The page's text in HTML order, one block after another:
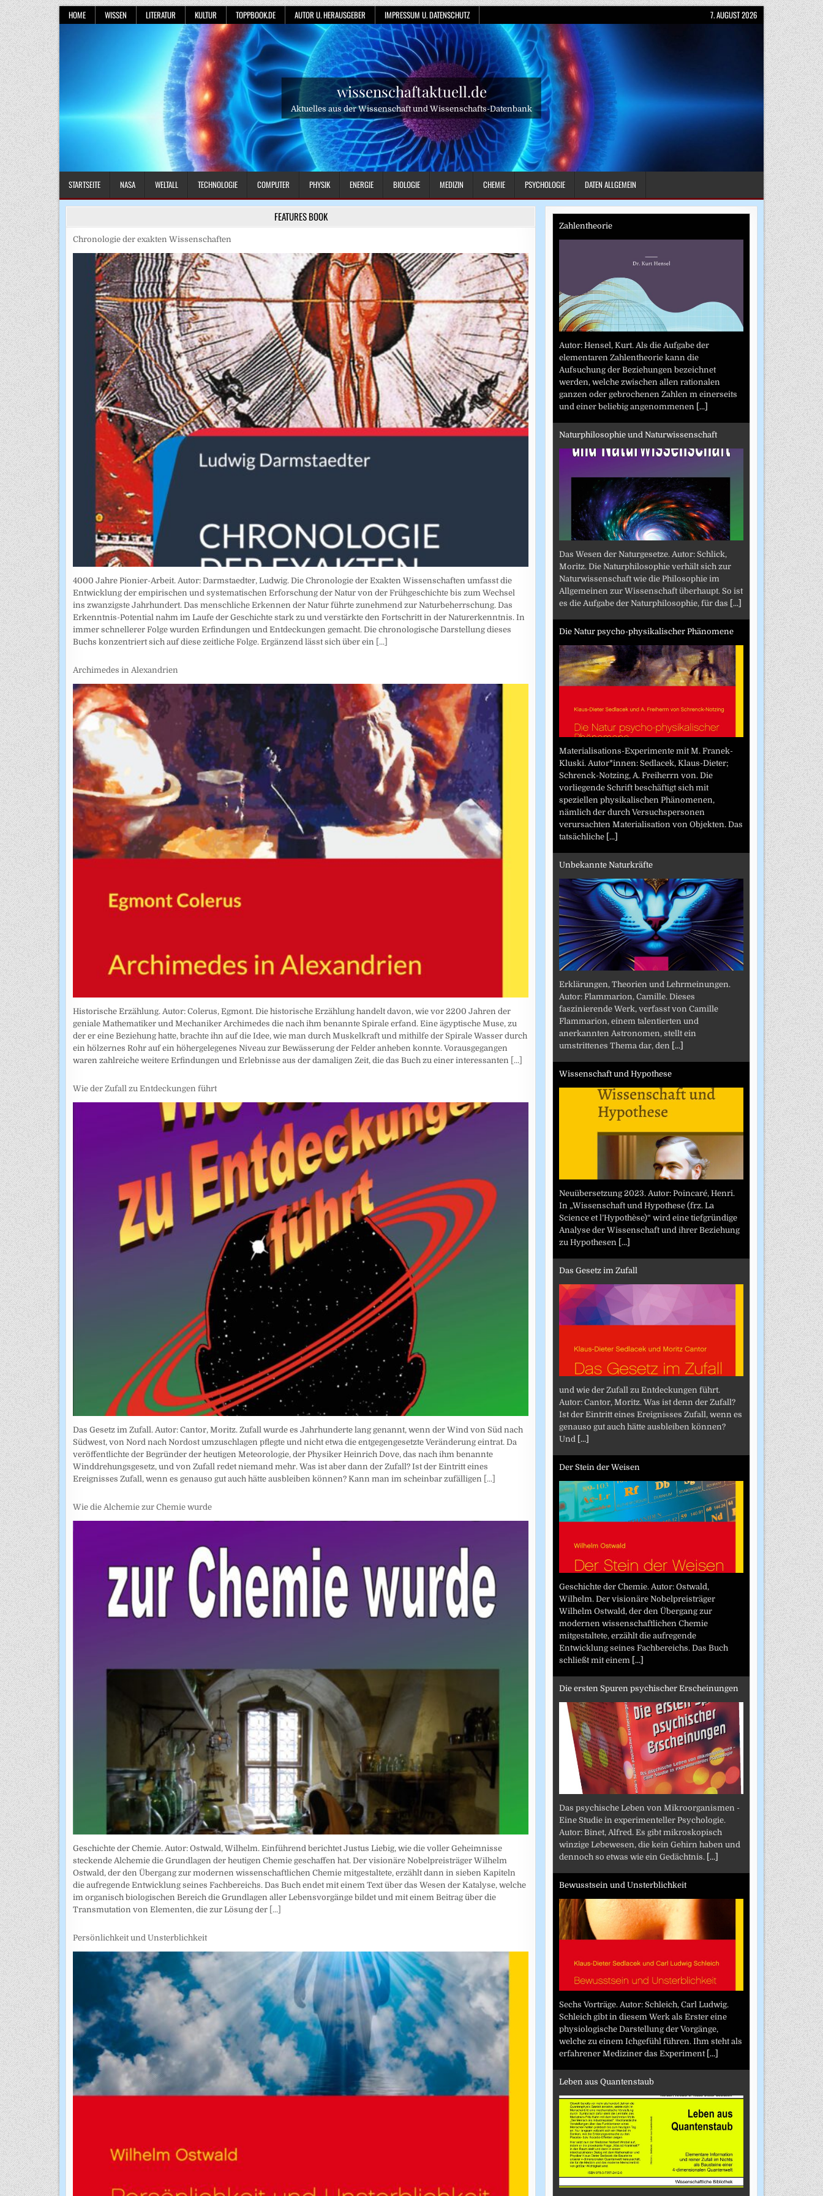
Skip
to
content
HOME WISSEN LITERATUR KULTUR TOPPBOOK.DE AUTOR U. HERAUSGEBER IMPRESSUM U. DATENSCHUTZ 7. AUGUST 2026
wissenschaftaktuell.de
Aktuelles aus der Wissenschaft und Wissenschafts-Datenbank
STARTSEITE NASA WELTALL TECHNOLOGIE COMPUTER PHYSIK ENERGIE BIOLOGIE MEDIZIN CHEMIE PSYCHOLOGIE DATEN ALLGEMEIN
FEATURES BOOK
Chronologie der exakten Wissenschaften
4000 Jahre Pionier-Arbeit. Autor: Darmstaedter, Ludwig. Die Chronologie der Exakten Wissenschaften umfasst die
Entwicklung der empirischen und systematischen Erforschung der Natur von der Frühgeschichte bis zum Wechsel
ins zwanzigste Jahrhundert. Das menschliche Erkennen der Natur führte zunehmend zur Naturbeherrschung. Das
Erkenntnis-Potential nahm im Laufe der Geschichte stark zu und verstärkte den Fortschritt in der Naturerkenntnis. In
immer schnellerer Folge wurden Erfindungen und Entdeckungen gemacht. Die chronologische Darstellung dieses
Buchs konzentriert sich auf diese zeitliche Folge. Ergänzend lässt sich über ein [...]
Archimedes in Alexandrien
Historische Erzählung. Autor: Colerus, Egmont. Die historische Erzählung handelt davon, wie vor 2200 Jahren der
geniale Mathematiker und Mechaniker Archimedes die nach ihm benannte Spirale erfand. Eine ägyptische Muse, zu
der er eine Beziehung hatte, brachte ihn auf die Idee, wie man durch Muskelkraft und mithilfe der Spirale Wasser durch
ein hölzernes Rohr auf ein höhergelegenes Niveau zur Bewässerung der Felder anheben konnte. Vorausgegangen
waren zahlreiche weitere Erfindungen und Erlebnisse aus der damaligen Zeit, die das Buch zu einer interessanten [...]
Wie der Zufall zu Entdeckungen führt
Das Gesetz im Zufall. Autor: Cantor, Moritz. Zufall wurde es Jahrhunderte lang genannt, wenn der Wind von Süd nach
Südwest, von Nord nach Nordost umzuschlagen pflegte und nicht etwa die entgegengesetzte Veränderung eintrat. Da
veröffentlichte der Begründer der heutigen Meteorologie, der Physiker Heinrich Dove, das nach ihm benannte
Winddrehungsgesetz, und von Zufall redet niemand mehr. Was ist aber dann der Zufall? Ist der Eintritt eines
Ereignisses Zufall, wenn es genauso gut auch hätte ausbleiben können? Kann man im scheinbar zufälligen [...]
Wie die Alchemie zur Chemie wurde
Geschichte der Chemie. Autor: Ostwald, Wilhelm. Einführend berichtet Justus Liebig, wie die voller Geheimnisse
steckende Alchemie die Grundlagen der heutigen Chemie geschaffen hat. Der visionäre Nobelpreisträger Wilhelm
Ostwald, der den Übergang zur modernen wissenschaftlichen Chemie mitgestaltete, erzählt dann in sieben Kapiteln
die aufregende Entwicklung seines Fachbereichs. Das Buch endet mit einem Text über das Wesen der Katalyse, welche
im organisch biologischen Bereich die Grundlagen aller Lebensvorgänge bildet und mit einem Beitrag über die
Transmutation von Elementen, die zur Lösung der [...]
Persönlichkeit und Unsterblichkeit
Zahlentheorie
Autor: Hensel, Kurt. Als die Aufgabe der
elementaren Zahlentheorie kann die
Aufsuchung der Beziehungen bezeichnet
werden, welche zwischen allen rationalen
ganzen oder gebrochenen Zahlen m einerseits
und einer beliebig angenommenen [...]
Naturphilosophie und Naturwissenschaft
Das Wesen der Naturgesetze. Autor: Schlick,
Moritz. Die Naturphilosophie verhält sich zur
Naturwissenschaft wie die Philosophie im
Allgemeinen zur Wissenschaft überhaupt. So ist
es die Aufgabe der Naturphilosophie, für das [...]
Die Natur psycho-physikalischer Phänomene
Materialisations-Experimente mit M. Franek-
Kluski. Autor*innen: Sedlacek, Klaus-Dieter;
Schrenck-Notzing, A. Freiherrn von. Die
vorliegende Schrift beschäftigt sich mit
speziellen physikalischen Phänomenen,
nämlich der durch Versuchspersonen
verursachten Materialisation von Objekten. Das
tatsächliche [...]
Unbekannte Naturkräfte
Erklärungen, Theorien und Lehrmeinungen.
Autor: Flammarion, Camille. Dieses
faszinierende Werk, verfasst von Camille
Flammarion, einem talentierten und
anerkannten Astronomen, stellt ein
umstrittenes Thema dar, den [...]
Wissenschaft und Hypothese
Neuübersetzung 2023. Autor: Poincaré, Henri.
In „Wissenschaft und Hypothese (frz. La
Science et l’Hypothèse)“ wird eine tiefgründige
Analyse der Wissenschaft und ihrer Beziehung
zu Hypothesen [...]
Das Gesetz im Zufall
und wie der Zufall zu Entdeckungen führt.
Autor: Cantor, Moritz. Was ist denn der Zufall?
Ist der Eintritt eines Ereignisses Zufall, wenn es
genauso gut auch hätte ausbleiben können?
Und [...]
Der Stein der Weisen
Geschichte der Chemie. Autor: Ostwald,
Wilhelm. Der visionäre Nobelpreisträger
Wilhelm Ostwald, der den Übergang zur
modernen wissenschaftlichen Chemie
mitgestaltete, erzählt die aufregende
Entwicklung seines Fachbereichs. Das Buch
schließt mit einem [...]
Die ersten Spuren psychischer Erscheinungen
Das psychische Leben von Mikroorganismen -
Eine Studie in experimenteller Psychologie.
Autor: Binet, Alfred. Es gibt mikroskopisch
winzige Lebewesen, die kein Gehirn haben und
dennoch so etwas wie ein Gedächtnis. [...]
Bewusstsein und Unsterblichkeit
Sechs Vorträge. Autor: Schleich, Carl Ludwig.
Schleich gibt in diesem Werk als Erster eine
physiologische Darstellung der Vorgänge,
welche zu einem Ichgefühl führen. Ihm steht als
erfahrener Mediziner das Experiment [...]
Leben aus Quantenstaub